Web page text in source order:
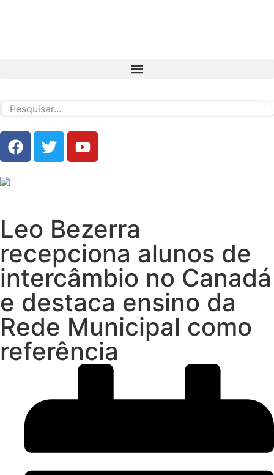
Leo Bezerra
recepciona alunos de
intercâmbio no Canadá
e destaca ensino da
Rede Municipal como
referência